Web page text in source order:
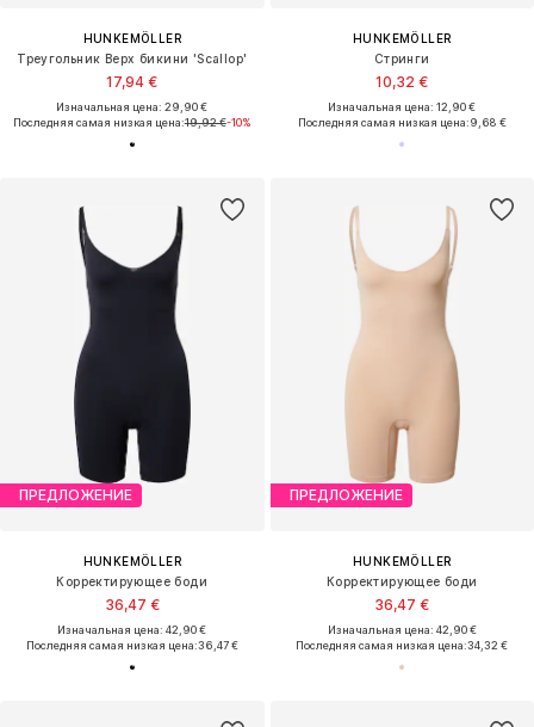
HUNKEMÖLLER
Треугольник Верх бикини 'Scallop'
17,94 €
Изначальная цена: 29,90 €
Последняя самая низкая цена:19,92 €-10%
HUNKEMÖLLER
Стринги
10,32 €
Изначальная цена: 12,90 €
Последняя самая низкая цена:9,68 €
ПРЕДЛОЖЕНИЕ
HUNKEMÖLLER
Корректирующее боди
36,47 €
Изначальная цена: 42,90 €
Последняя самая низкая цена:36,47 €
ПРЕДЛОЖЕНИЕ
HUNKEMÖLLER
Корректирующее боди
36,47 €
Изначальная цена: 42,90 €
Последняя самая низкая цена:34,32 €